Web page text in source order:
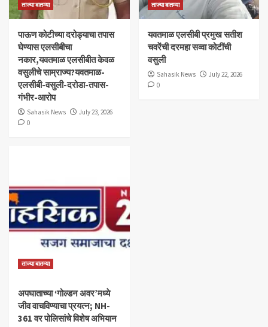
ताज्या बातम्या
पाऊण कोटीच्या दरोड्याचा तपास
घेण्यास एलसीबीचा
नकार,यवतमाळ एलसीबीत केवळ
वसुलीचे साम्राज्य?यवतमाळ-
एलसीबी-वसुली-दरोडा-तपास-
गंभीर-आरोप
Sahasik News
July 23, 2026
0
ताज्या बातम्या
यवतमाळ एलसीबी प्रमुख सतीश
चवरेंची दरमहा सव्वा कोटींची
वसुली
Sahasik News
July 22, 2026
0
ताज्या बातम्या
अपघाताच्या ‘गोल्डन अवर’मध्ये
जीव वाचविण्याचा प्रयत्न; NH-
361 वर पोलिसांचे विशेष अभियान